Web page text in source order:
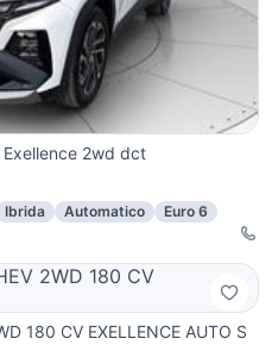
Exellence 2wd dct
Ibrida Automatico
Euro 6
180 CV EXELLENCE AUTO S